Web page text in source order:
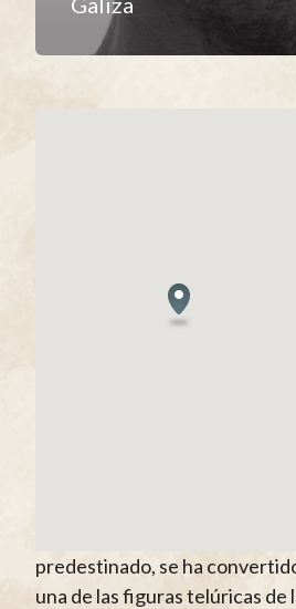
predestinado, se ha
una de las figuras telúricas de